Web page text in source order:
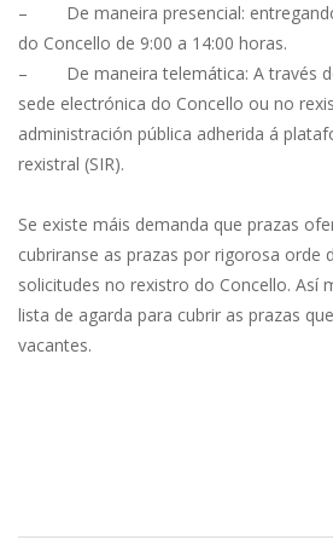
– De maneira presencial:
do Concello de 9:00 a 14:00 horas.
– De maneira telemática: A través
sede electrónica do Concello ou no
administración pública adherida á
rexistral (SIR).
Se existe máis demanda que prazas
cubriranse as prazas por rigorosa orde
solicitudes no rexistro do Concello. Así
lista de agarda para cubrir as prazas
vacantes.